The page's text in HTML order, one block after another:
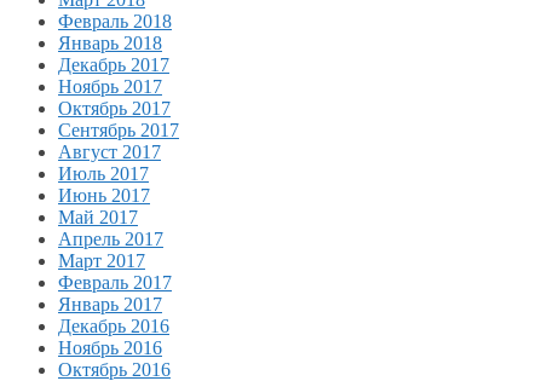
Февраль 2018
Январь 2018
Декабрь 2017
Ноябрь 2017
Октябрь 2017
Сентябрь 2017
Август 2017
Июль 2017
Июнь 2017
Май 2017
Апрель 2017
Март 2017
Февраль 2017
Январь 2017
Декабрь 2016
Ноябрь 2016
Октябрь 2016